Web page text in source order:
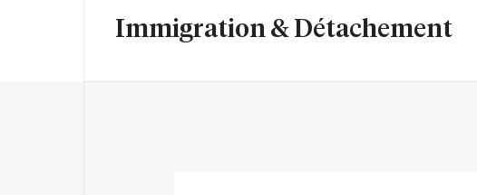
Immigration & Détachement